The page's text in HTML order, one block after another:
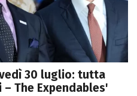
30 luglio: tutta
The Expendables'